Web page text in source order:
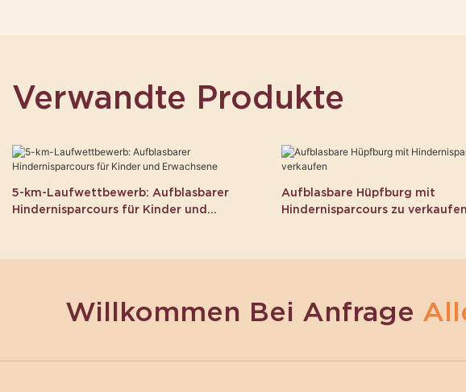
Verwandte Produkte
5-km-Laufwettbewerb: Aufblasbarer
Hindernisparcours für Kinder und
Aufblasbare Hüpfburg mit
Hindernisparcours zu verkaufen
Willkommen Bei Anfrage